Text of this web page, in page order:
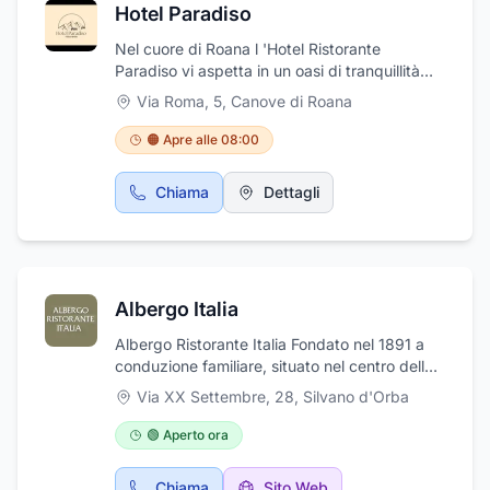
Otranto e Lecce.
Hotel Paradiso
Nel cuore di Roana l 'Hotel Ristorante
Paradiso vi aspetta in un oasi di tranquillità
con una cucina sana e genuina, legata alla
tradizione culinaria, passeggiate ed escursioni
per grandi e piccini.
Via Roma, 5, Canove di Roana
🟠 Apre alle 08:00
Chiama Dettagli
Albergo Italia
Albergo Ristorante Italia Fondato nel 1891 a
conduzione familiare, situato nel centro della
ridente località di Silvano d'Orbavanta, vanta
una tradizione più che centenaria nel settore
turistico alberghiero e nella ristorazione.
L'albergo con 25 camere può essere utilizzato
a mezza pensione o a pensione completa,
Via XX Settembre, 28, Silvano d'Orba
🟢 Aperto ora